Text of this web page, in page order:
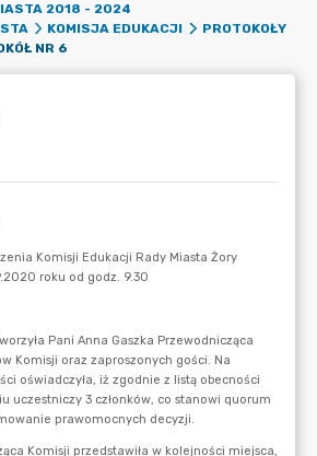
2018 - 2024
KOMISJA EDUKACJI
PROTOKOŁY
NR 6